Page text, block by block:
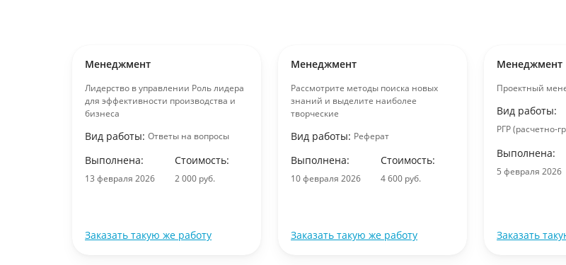
Менеджмент
Лидерство в управлении Роль лидера
для эффективности производства и
бизнеса
Вид работы: Ответы на вопросы
Выполнена:
13 февраля 2026
Стоимость:
2 000 руб.
Заказать такую же работу
Менеджмент
Рассмотрите методы поиска новых
знаний и выделите наиболее
творческие
Вид работы: Реферат
Выполнена:
10 февраля 2026
Стоимость:
4 600 руб.
Заказать такую же работу
Менеджмент
Проектный
Вид работы:
РГР (расчетно-
Выполнена:
5 февраля 2026
Заказать